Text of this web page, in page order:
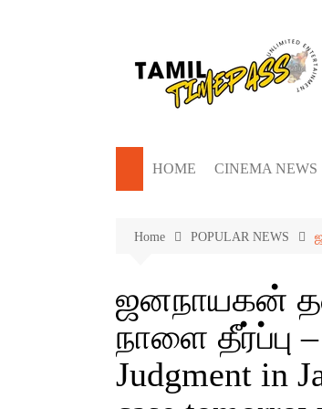
HOME CINEMA NEWS
Home POPULAR NEWS
ஜனநாயகன்
நாளை
Judgment in